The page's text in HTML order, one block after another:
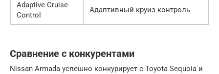
Adaptive Cruise
Control
Адаптивный круиз-контроль
Сравнение с конкурентами
Nissan Armada успешно конкурирует с Toyota Sequoia и